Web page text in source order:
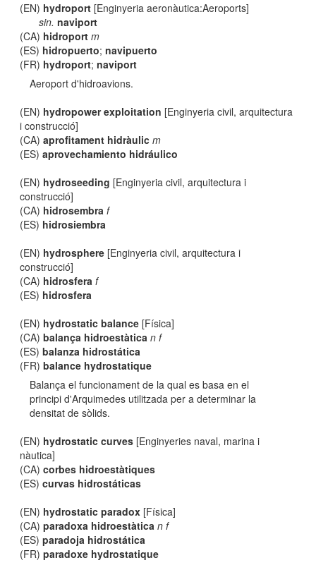
(EN) hydroport [Enginyeria aeronàutica:Aeroports]
sin. naviport
(CA) hidroport m
(ES) hidropuerto;navipuerto
(FR) hydroport;naviport
Aeroport d'hidroavions.
(EN) hydropower exploitation [Enginyeria civil, arquitectura
i construcció]
(CA)aprofitament hidràulic m
(ES)aprovechamiento hidráulico
(EN) hydroseeding [Enginyeria civil, arquitectura i
construcció]
(CA) hidrosembra f
(ES) hidrosiembra
(EN) hydrosphere [Enginyeria civil, arquitectura i
construcció]
(CA) hidrosfera f
(ES) hidrosfera
(EN) hydrostatic balance [Física]
(CA)balança hidroestàtica n f
(ES)balanza hidrostática
(FR)balance hydrostatique
Balança el funcionament de la qual es basa en el
principi d'Arquimedes utilitzada per a determinar la
densitat de sòlids.
(EN) hydrostatic curves [Enginyeries naval, marina i
nàutica]
(CA)corbes hidroestàtiques
(ES)curvas hidrostáticas
(EN) hydrostatic paradox [Física]
(CA)paradoxa hidroestàtica n f
(ES)paradoja hidrostática
(FR)paradoxe hydrostatique